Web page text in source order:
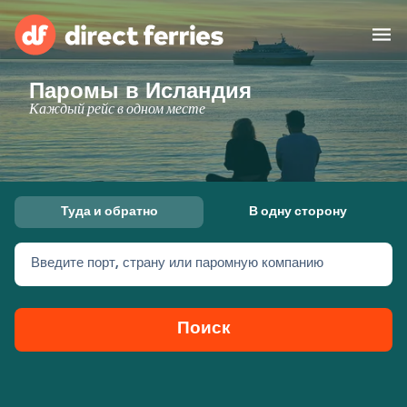
Операторы
Страны
Предлагает
Паромные билеты
Паромы в Исландия
Каждый рейс в одном месте
Туда и обратно В одну сторону
Введите порт, страну или паромную компанию
Поиск